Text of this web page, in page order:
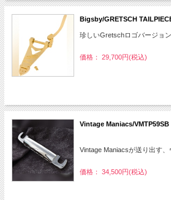
Bigsby/GRETSCH
珍しいGretschロゴバージョ
価格： 29,700円(税込)
Vintage Maniacs/VMTP59SB
Vintage Maniacsが送り出す
価格： 34,500円(税込)